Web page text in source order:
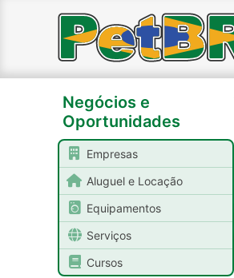
Negócios e
Oportunidades
Empresas
Aluguel e Locação
Equipamentos
Serviços
Cursos